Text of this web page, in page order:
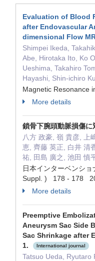
Evaluation of Blood
after Endovascular
dimensional Flow
Shimpei Ikeda,
Abe, Hirotaka Ito, Ko
Ueshima, Takahiro
Hayashi, Shin-ichiro
Magnetic Resonance
More details
鎖骨下腕頭動脈損傷に
八方 政豪, 嶺 貴彦, 上
恵, 齊藤 英正, 白井 清
祐, 田島 廣之, 池田 慎
日本インターベンシ
Suppl. ) 178 - 178
More details
Preemptive
Aneurysm Sac Side
Sac Shrinkage after
1.
International journal
Tatsuo Ueda, Ryutaro